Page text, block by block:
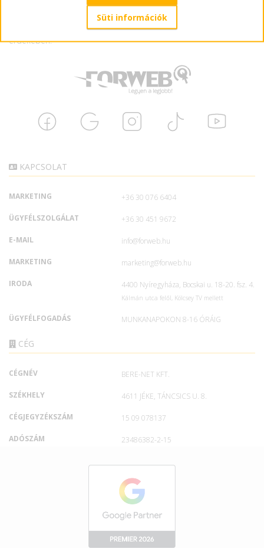
okozta függőséget, ezért is fontos, hogy odafigyeljünk a
mindennapos internethasználatunkra, hogy itt is egy tudatos
életmódot építhessünk ki az egészségünk megőrzése
érdekében.
KAPCSOLAT
MARKETING +36 30 076 6404
ÜGYFÉLSZOLGÁLAT +36 30 451 9672
E-MAIL info@forweb.hu
MARKETING marketing@forweb.hu
IRODA 4400 Nyíregyháza, Bocskai u. 18-20. fsz. 4.
Kálmán utca felől, Kölcsey TV mellett
ÜGYFÉLFOGADÁS MUNKANAPOKON 8-16 ÓRÁIG
CÉG
CÉGNÉV BERE-NET KFT.
SZÉKHELY 4611 JÉKE, TÁNCSICS U. 8.
CÉGJEGYZÉKSZÁM 15 09 078137
ADÓSZÁM 23486382-2-15
Süti információk